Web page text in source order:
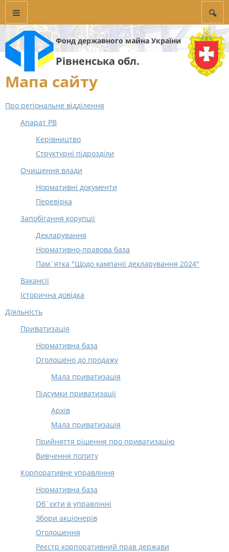
Фонд державного майна України
Рівненська обл.
Мапа сайту
Про регіональне відділення
Апарат РВ
Керівництво
Структурні підрозділи
Очищення влади
Нормативні документи
Перевірка
Запобігання корупції
Декларування
Нормативно-правова база
Пам`ятка "Щодо кампанії декларування 2024"
Вакансії
Історична довідка
Діяльність
Приватизація
Нормативна база
Оголошено до продажу
Мала приватизація
Підсумки приватизації
Архів
Мала приватизація
Прийняття рішення про приватизацію
Вивчення попиту
Корпоративне управління
Нормативна база
Об`єкти в управлінні
Збори акціонерів
Оголошення
Реєстр корпоративний прав держави